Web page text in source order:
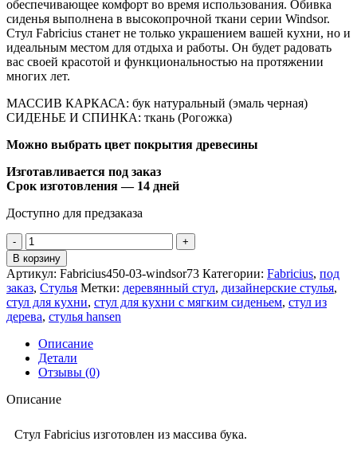
обеспечивающее комфорт во время использования. Обивка
сиденья выполнена в высокопрочной ткани серии Windsor.
Cтул Fabricius станет не только украшением вашей кухни, но и
идеальным местом для отдыха и работы. Он будет радовать
вас своей красотой и функциональностью на протяжении
многих лет.
МАССИВ КАРКАСА: бук натуральный (эмаль черная)
СИДЕНЬЕ И СПИНКА: ткань (Рогожка)
Можно выбрать цвет покрытия древесины
Изготавливается под заказ
Срок изготовления — 14 дней
Доступно для предзаказа
В корзину
Артикул: Fabricius450-03-windsor73 Категории: Fabricius, под
заказ, Стулья Метки: деревянный стул, дизайнерские стулья,
стул для кухни, стул для кухни с мягким сиденьем, стул из
дерева, стулья hansen
Описание
Детали
Отзывы (0)
Описание
Стул Fabricius изготовлен из массива бука.